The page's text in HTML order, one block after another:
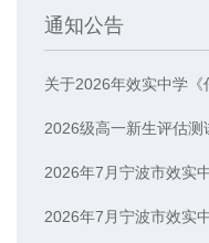
通知公告
2026级高一新生评估测
2026年7月宁波市效实